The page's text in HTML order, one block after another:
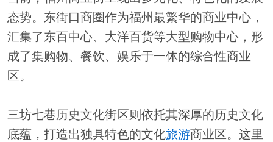
态势。东街口商圈作为福州最繁华的商业中心，
汇集了东百中心、大洋百货等大型购物中心，形
成了集购物、餐饮、娱乐于一体的综合性商业
区。
三坊七巷历史文化街区则依托其深厚的历史文化
底蕴，打造出独具特色的文化旅游商业区。这里